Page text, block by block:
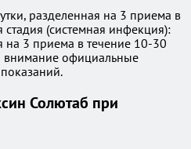
разделенная на 3 приема в
(системная инфекция):
на 3 приема в течение 10-30
внимание официальные
Солютаб при